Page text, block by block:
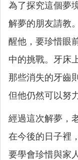
為了探究這個夢
解夢的朋友請教
醒他，要珍惜眼
中的挑戰。牙床
那些消失的牙齒
但他仍然可以努
經過這次解夢，
在今後的日子裡
要學會珍惜與家